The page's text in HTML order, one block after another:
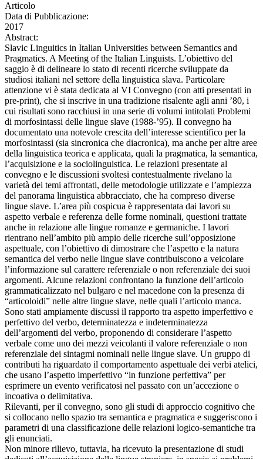
Articolo
Data di Pubblicazione:
2017
Abstract:
Slavic Linguitics in Italian Universities between Semantics and
Pragmatics. A Meeting of the Italian Linguists. L’obiettivo del
saggio è di delineare lo stato di recenti ricerche sviluppate da
studiosi italiani nel settore della linguistica slava. Particolare
attenzione vi è stata dedicata al VI Convegno (con atti presentati in
pre-print), che si inscrive in una tradizione risalente agli anni ’80, i
cui risultati sono racchiusi in una serie di volumi intitolati Problemi
di morfosintassi delle lingue slave (1988-’95). Il convegno ha
documentato una notevole crescita dell’interesse scientifico per la
morfosintassi (sia sincronica che diacronica), ma anche per altre aree
della linguistica teorica e applicata, quali la pragmatica, la semantica,
l’acquisizione e la sociolinguistica. Le relazioni presentate al
convegno e le discussioni svoltesi contestualmente rivelano la
varietà dei temi affrontati, delle metodologie utilizzate e l’ampiezza
del panorama linguistica abbracciato, che ha compreso diverse
lingue slave. L’area più cospicua è rappresentata dai lavori su
aspetto verbale e referenza delle forme nominali, questioni trattate
anche in relazione alle lingue romanze e germaniche. I lavori
rientrano nell’ambito più ampio delle ricerche sull’opposizione
aspettuale, con l’obiettivo di dimostrare che l’aspetto e la natura
semantica del verbo nelle lingue slave contribuiscono a veicolare
l’informazione sul carattere referenziale o non referenziale dei suoi
argomenti. Alcune relazioni confrontano la funzione dell’articolo
grammaticalizzato nel bulgaro e nel macedone con la presenza di
“articoloidi” nelle altre lingue slave, nelle quali l’articolo manca.
Sono stati ampiamente discussi il rapporto tra aspetto imperfettivo e
perfettivo del verbo, determinatezza e indeterminatezza
dell’argomenti del verbo, proponendo di considerare l’aspetto
verbale come uno dei mezzi veicolanti il valore referenziale o non
referenziale dei sintagmi nominali nelle lingue slave. Un gruppo di
contributi ha riguardato il comportamento aspettuale dei verbi atelici,
che usano l’aspetto imperfettivo “in funzione perfettiva” per
esprimere un evento verificatosi nel passato con un’accezione o
incoativa o delimitativa.
Rilevanti, per il convegno, sono gli studi di approccio cognitivo che
si collocano nello spazio tra semantica e pragmatica e suggeriscono i
parametri di una classificazione delle relazioni logico-semantiche tra
gli enunciati.
Non minore rilievo, tuttavia, ha ricevuto la presentazione di studi